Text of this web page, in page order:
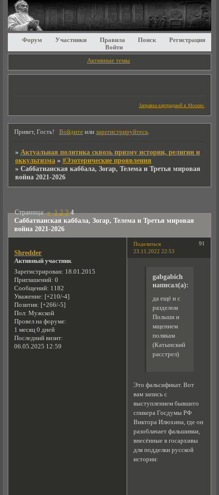
Форум Участники Правила Поиск
Регистрация
Войти
Активные темы
Заправка картриджей в Москве.
Привет, Гость! Войдитеили зарегистрируйтесь.
» Актуальная политика сквозь призму истории, религии и
оккультизма » #Эзотерические проявления
» Саббатианская каббала, Зогар, Телема и Третья мировая
война 2021-2026
Саббатианская каббала, Зогар, Телема и Третья мировая
война 2021-2026
Страница:« 1 2 3 4
Поделиться
91
23.11.2022 22:53
Shredder
Активный участник
Зарегистрирован: 18.01.2015
Приглашений: 0
Сообщений: 1182
Уважение: [+210/-4]
Позитив: [+266/-5]
Пол: Мужской
Провел на форуме:
1 месяц 0 дней
Последний визит:
06.05.2025 12:59
gabgabich
написал(а):
да ещё и с
разделом
Польши и
мщением
полякам
(Катынский
расстрел)
Это фальсификат. Вот
вам запись с
выступлением бывшего
спикера Госдумы РФ
Виктора Илюхина, где он
разоблачает фальшивки,
внесённые в госархивы
для подделки русской
истории: